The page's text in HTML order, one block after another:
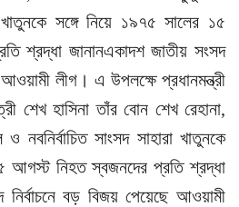
খাতুনকে সঙ্গে নিয়ে ১৯৭৫ সালের ১৫
শ্রদ্ধা জানানএকাদশ জাতীয় সংসদ
আওয়ামী লীগ। এ উপলক্ষে প্রধানমন্ত্রী
শেখ হাসিনা তাঁর বোন শেখ রেহানা,
নবনির্বাচিত সাংসদ সাহারা খাতুনকে
আগস্ট নিহত স্বজনদের প্রতি শ্রদ্ধা
বড় বিজয় পেয়েছে আওয়ামী